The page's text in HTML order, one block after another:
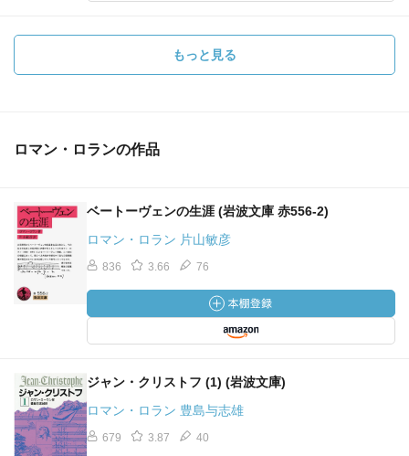
もっと見る
ロマン・ロランの作品
ベートーヴェンの生涯 (岩波文庫 赤556-2)
ロマン・ロラン 片山敏彦
836 3.66 76
ジャン・クリストフ (1) (岩波文庫)
ロマン・ロラン 豊島与志雄
679 3.87 40